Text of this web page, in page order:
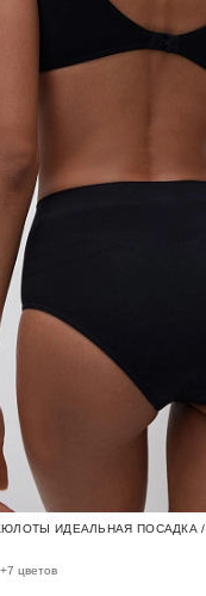
ИДЕАЛЬНАЯ ПОСАДКА /
+7 цветов